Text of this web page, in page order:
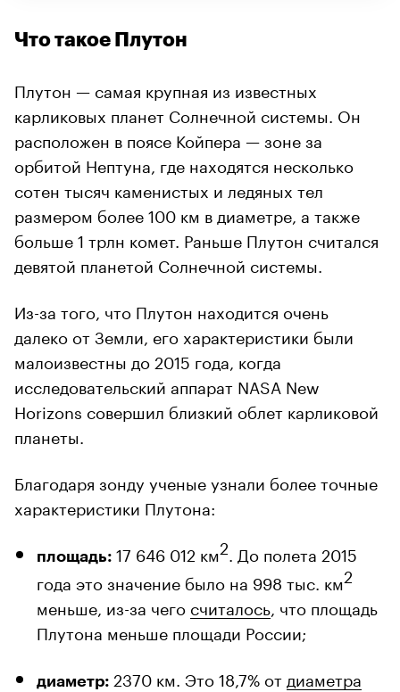
Что такое Плутон
Плутон — самая крупная из известных
карликовых планет Солнечной системы. Он
расположен в поясе Койпера — зоне за
орбитой Нептуна, где находятся несколько
сотен тысяч каменистых и ледяных тел
размером более 100 км в диаметре, а также
больше 1 трлн комет. Раньше Плутон считался
девятой планетой Солнечной системы.
Из-за того, что Плутон находится очень
далеко от Земли, его характеристики были
малоизвестны до 2015 года, когда
исследовательский аппарат NASA New
Horizons совершил близкий облет карликовой
планеты.
Благодаря зонду ученые узнали более точные
характеристики Плутона:
площадь: 17 646 012 км2 . До полета 2015
года это значение было на 998 тыс. км2
меньше, из-за чего считалось , что площадь
Плутона меньше площади России;
диаметр: 2370 км. Это 18,7% от диаметра